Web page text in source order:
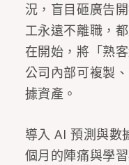
況，盲目砸廣告
工永遠不離職，
在開始，將「熟
公司內部可複製
據資產。
導入 AI 預測與數
個月的陣痛與學